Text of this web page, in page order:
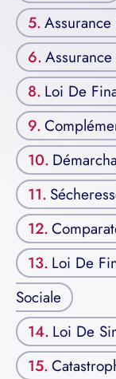
Loi De
Loi De
Sociale
Loi De